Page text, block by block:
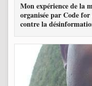
Mon expérience de la
organisée par Code
contre la